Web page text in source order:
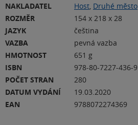
NAKLADATEL Host Druhé město
ROZMĚR
154 x 218 x 28
JAZYK
čeština
VAZBA
pevná vazba
HMOTNOST
651 g
ISBN
978-80-7227-436-9
POČET STRAN
280
DATUM VYDÁNÍ
19.03.2020
EAN
9788072274369